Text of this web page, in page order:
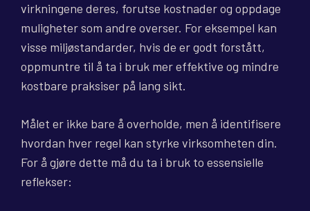
virkningene deres, forutse kostnader og oppdage
muligheter som andre overser. For eksempel kan
visse miljøstandarder, hvis de er godt forstått,
oppmuntre til å ta i bruk mer effektive og mindre
kostbare praksiser på lang sikt.
Målet er ikke bare å overholde, men å identifisere
hvordan hver regel kan styrke virksomheten din.
For å gjøre dette må du ta i bruk to essensielle
reflekser: